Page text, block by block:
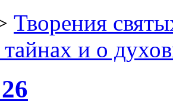
Творения
и о